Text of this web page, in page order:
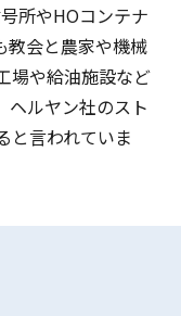
所やHOコンテナ
教会と農家や機械
場や給油施設など
ヘルヤン社のスト
と言われていま